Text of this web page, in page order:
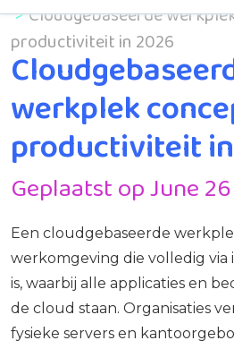
Cloudgebaseerde
productiviteit in 2026
werkplek
productiviteit
Geplaatst op June 26
Een cloudgebaseerde
werkomgeving die volledig
is, waarbij alle applicaties en
de cloud staan. Organisaties
fysieke servers en